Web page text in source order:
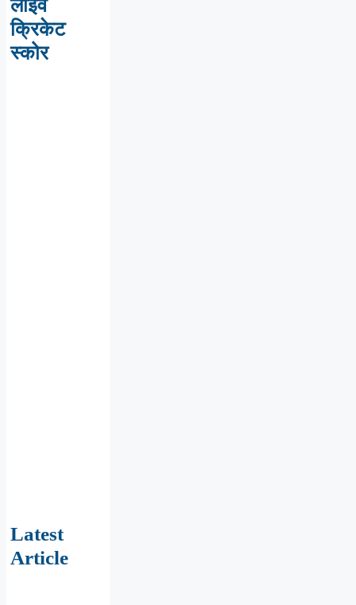
लाइव
क्रिकेट
स्कोर
Latest
Article